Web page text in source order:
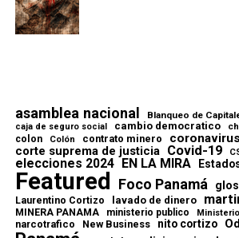
asamblea nacional Blanqueo de
caja de seguro social cambio democratico
colon Colón contrato minero coronavirus
corte suprema de justicia Covid-19
elecciones 2024 EN LA MIRA
Featured Foco Panamá
Laurentino Cortizo lavado de dinero
MINERA PANAMA ministerio publico
narcotrafico New Business nito cortizo